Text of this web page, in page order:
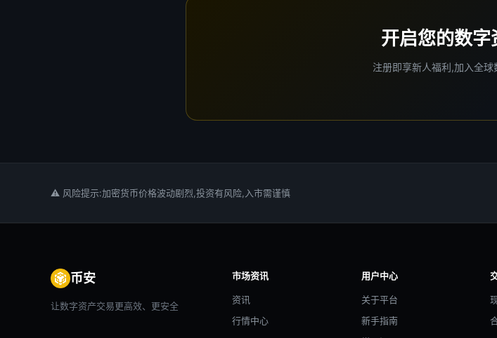
开启您的数字
注册即享新人福利,加入全
⚠ 风险提示:加密货币价格波动剧烈,投资有风险,入市需谨慎
币安
让数字资产交易更高效、更安全
市场资讯
资讯
行情中心
用户中心
关于平台
新手指南